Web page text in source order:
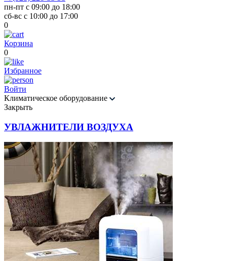
пн-пт с 09:00 до 18:00
сб-вс с 10:00 до 17:00
0
Корзина
0
Избранное
Войти
Климатическое оборудование
Закрыть
УВЛАЖНИТЕЛИ ВОЗДУХА